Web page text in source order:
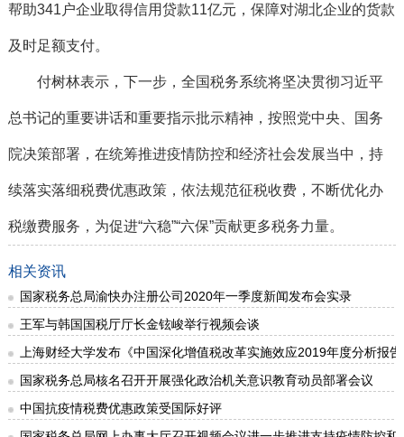
帮助341户企业取得信用贷款11亿元，保障对湖北企业的货款
及时足额支付。
付树林表示，下一步，全国税务系统将坚决贯彻习近平
总书记的重要讲话和重要指示批示精神，按照党中央、国务
院决策部署，在统筹推进疫情防控和经济社会发展当中，持
续落实落细税费优惠政策，依法规范征税收费，不断优化办
税缴费服务，为促进“六稳”“六保”贡献更多税务力量。
相关资讯
国家税务总局渝快办注册公司2020年一季度新闻发布会实录
王军与韩国国税厅厅长金铉峻举行视频会谈
上海财经大学发布《中国深化增值税改革实施效应2019年度分析报
国家税务总局核名召开开展强化政治机关意识教育动员部署会议
中国抗疫情税费优惠政策受国际好评